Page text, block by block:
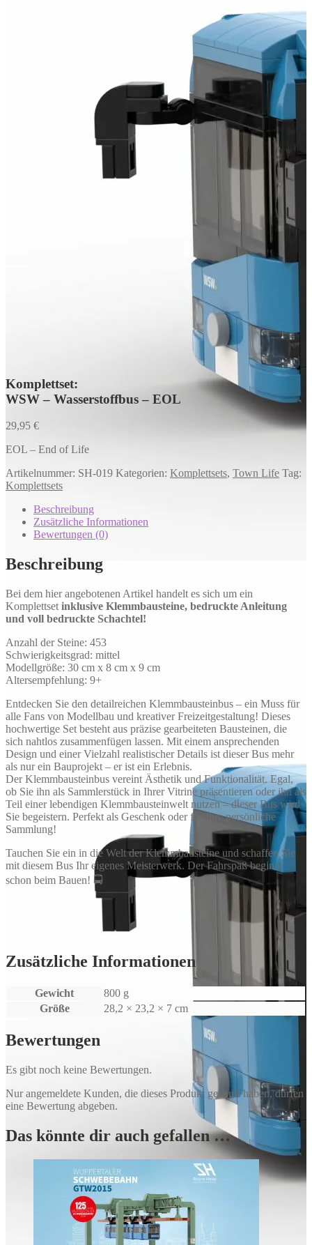
Komplettset:
WSW – Wasserstoffbus – EOL
29,95 €
EOL – End of Life
Artikelnummer: SH-019 Kategorien: Komplettsets, Town Life Tag:
Komplettsets
Beschreibung
Zusätzliche Informationen
Bewertungen (0)
Beschreibung
Bei dem hier angebotenen Artikel handelt es sich um ein
Komplettset inklusive Klemmbausteine, bedruckte Anleitung
und voll bedruckte Schachtel!
Anzahl der Steine: 453
Schwierigkeitsgrad: mittel
Modellgröße: 30 cm x 8 cm x 9 cm
Altersempfehlung: 9+
Entdecken Sie den detailreichen Klemmbausteinbus – ein Muss für
alle Fans von Modellbau und kreativer Freizeitgestaltung! Dieses
hochwertige Set besteht aus präzise gearbeiteten Bausteinen, die
sich nahtlos zusammenfügen lassen. Mit einem ansprechenden
Design und einer Vielzahl realistischer Details ist dieser Bus mehr
als nur ein Bauprojekt – er ist ein Erlebnis.
Der Klemmbausteinbus vereint Ästhetik und Funktionalität. Egal,
ob Sie ihn als Sammlerstück in Ihrer Vitrine präsentieren oder ihn als
Teil einer lebendigen Klemmbausteinwelt nutzen – dieser Bus wird
Sie begeistern. Perfekt als Geschenk oder für Ihre persönliche
Sammlung!
Tauchen Sie ein in die Welt der Klemmbausteine und schaffen Sie
mit diesem Bus Ihr eigenes Meisterwerk. Der Fahrspaß beginnt
schon beim Bauen! 🚍
Zusätzliche Informationen
Gewicht
800 g
Größe
28,2 × 23,2 × 7 cm
Bewertungen
Es gibt noch keine Bewertungen.
Nur angemeldete Kunden, die dieses Produkt gekauft haben, dürfen
eine Bewertung abgeben.
Das könnte dir auch gefallen …